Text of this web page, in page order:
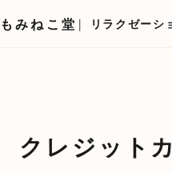
もみねこ堂 リラクゼーシ
クレジット